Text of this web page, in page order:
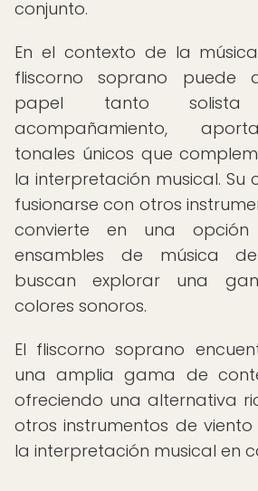
conjunto.
En el contexto de la
fliscorno soprano puede
papel tanto
acompañamiento,
tonales únicos que
la interpretación musical.
fusionarse con otros
convierte en una
ensambles de música
buscan explorar una
colores sonoros.
El fliscorno soprano
una amplia gama de
ofreciendo una alternativa
otros instrumentos de
la interpretación musical en